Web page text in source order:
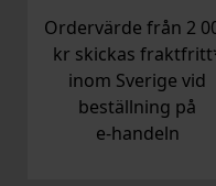
Ordervärde från 2
kr skickas
inom Sverige vid
beställning på
e‑handeln